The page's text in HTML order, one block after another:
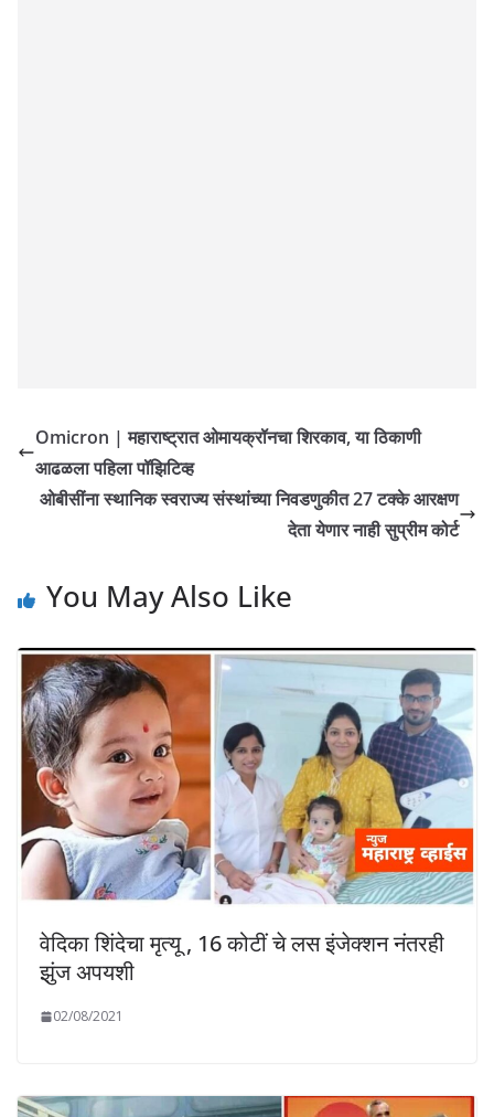
Omicron | महाराष्ट्रात ओमायक्रॉनचा शिरकाव, या ठिकाणी
आढळला पहिला पॉझिटिव्ह
ओबीसींना स्थानिक स्वराज्य संस्थांच्या निवडणुकीत 27 टक्के आरक्षण
देता येणार नाही सुप्रीम कोर्ट
You May Also Like
वेदिका शिंदेचा मृत्यू , 16 कोटीं चे लस इंजेक्शन नंतरही
झुंज अपयशी
02/08/2021